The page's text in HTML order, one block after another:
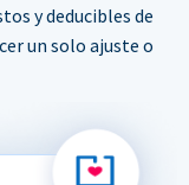
y deducibles de
un solo ajuste o